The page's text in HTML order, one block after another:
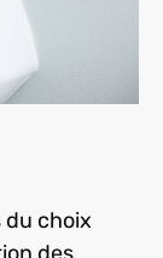
du choix